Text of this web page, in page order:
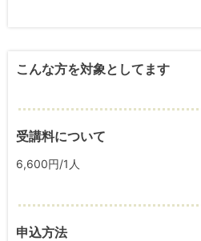
こんな方を対象としてます
受講料について
6,600円/1人
申込方法